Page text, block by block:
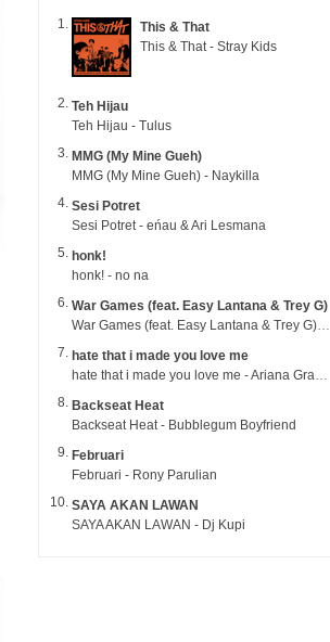
This & That
This & That - Stray Kids
Teh Hijau
Teh Hijau - Tulus
MMG (My Mine Gueh)
MMG (My Mine Gueh) - Naykilla
Sesi Potret
Sesi Potret - eńau & Ari Lesmana
honk!
honk! - no na
War Games (feat. Easy Lantana & Trey G)
War Games (feat. Easy Lantana & Trey G) - Trub
hate that i made you love me
hate that i made you love me - Ariana Grande
Backseat Heat
Backseat Heat - Bubblegum Boyfriend
Februari
Februari - Rony Parulian
SAYA AKAN LAWAN
SAYA AKAN LAWAN - Dj Kupi